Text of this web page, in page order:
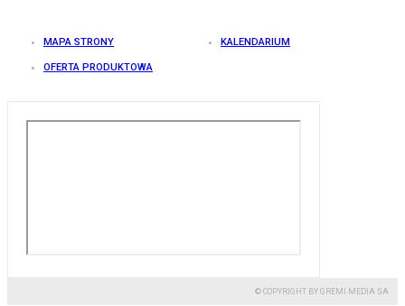
MAPA STRONY KALENDARIUM
OFERTA PRODUKTOWA
© COPYRIGHT BY GREMI MEDIA SA